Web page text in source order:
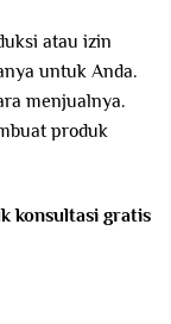
atau izin
untuk Anda.
menjualnya.
produk
konsultasi gratis